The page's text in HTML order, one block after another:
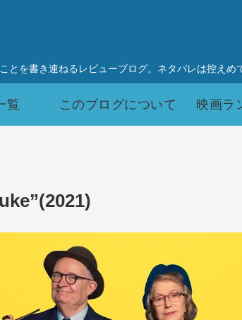
を書き連ねるレビューブログ。ネタバレは控えめ
覧 このブログについて 映画ラ